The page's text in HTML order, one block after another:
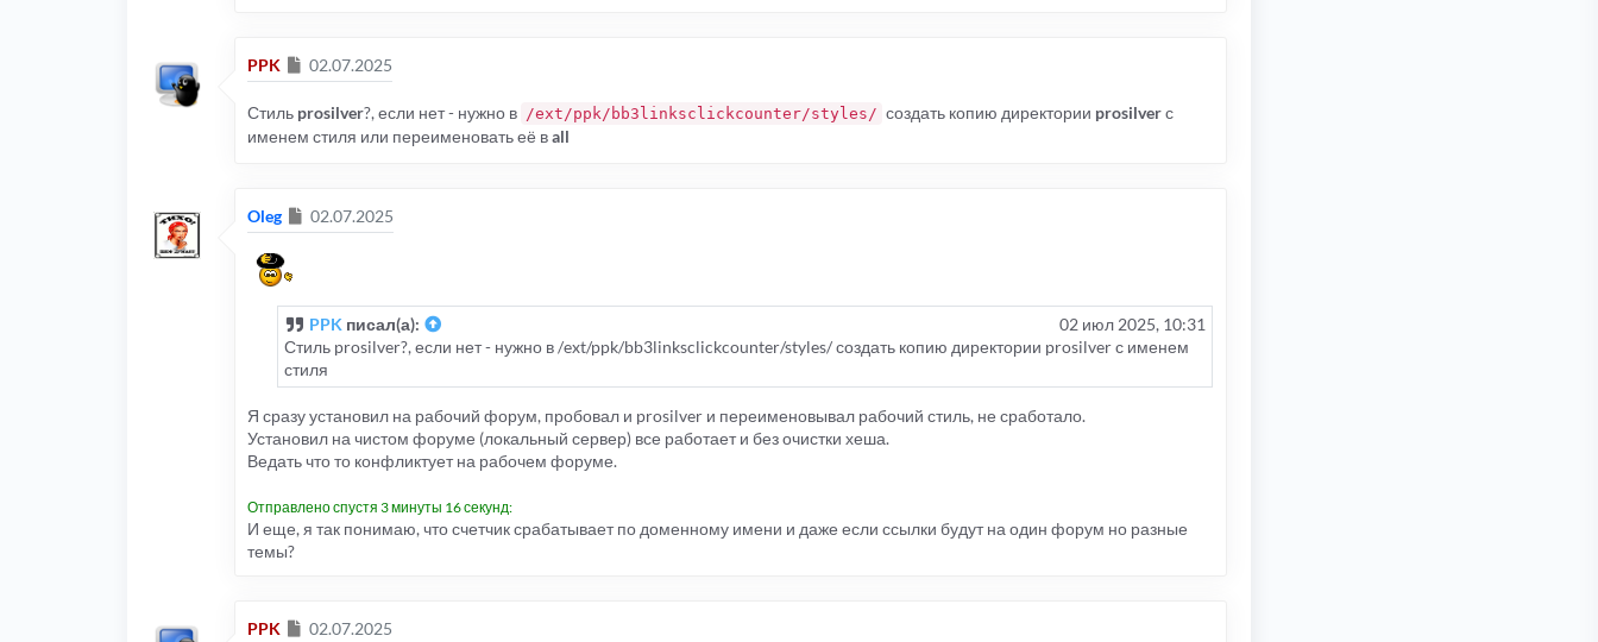
PPK Сообщение
02.07.2025
Стиль prosilver?, если нет - нужно в /ext/ppk/bb3linksclickcounter/styles/ создать копию директории prosilverс
именем стиля или переименовать её вall
Oleg Сообщение
02.07.2025
PPK писал(а):
02 июл 2025, 10:31
Стиль prosilver?, если нет - нужно в /ext/ppk/bb3linksclickcounter/styles/ создать копию директории prosilver с именем
стиля
Я сразу установил на рабочий форум, пробовал и prosilver и переименовывал рабочий стиль, не сработало.
Установил на чистом форуме (локальный сервер) все работает и без очистки хеша.
Ведать что то конфликтует на рабочем форуме.
Отправлено спустя 3 минуты 16 секунд:
И еще, я так понимаю, что счетчик срабатывает по доменному имени и даже если ссылки будут на один форум но разные
темы?
PPK Сообщение
02.07.2025